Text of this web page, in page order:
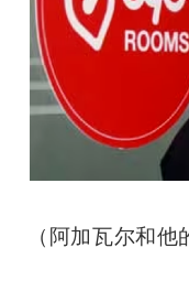
（阿加瓦尔和